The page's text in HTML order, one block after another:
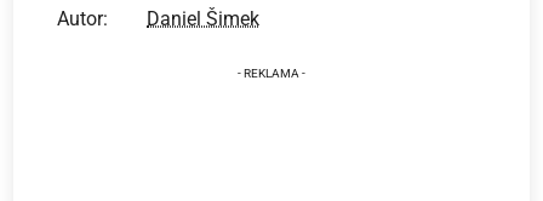
Autor: Daniel Šimek